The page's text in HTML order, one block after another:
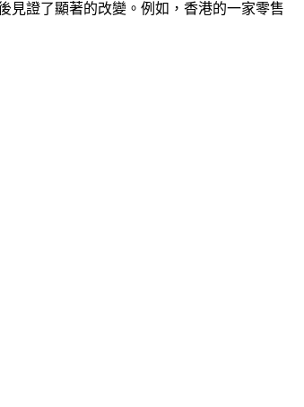
見證了顯著的改變。例如，香港的一家零售